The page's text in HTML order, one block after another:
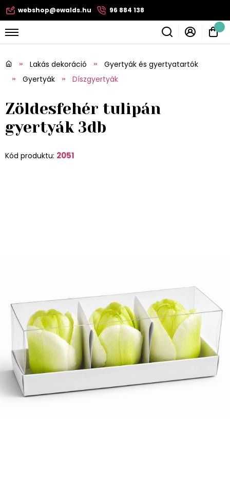
webshop@ewalds.hu 96 884 138
Lakás dekoráció
Gyertyák és gyertyatartók
Gyertyák
Díszgyertyák
Zöldesfehér tulipán
gyertyák 3db
Kód produktu: 2051